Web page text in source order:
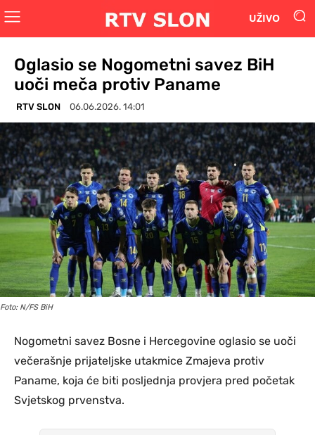
UŽIVO
Oglasio se Nogometni savez BiH
uoči meča protiv Paname
RTV SLON 06.06.2026. 14:01
Foto: N/FS BiH
Nogometni savez Bosne i Hercegovine oglasio se uoči
večerašnje prijateljske utakmice Zmajeva protiv
Paname, koja će biti posljednja provjera pred početak
Svjetskog prvenstva.